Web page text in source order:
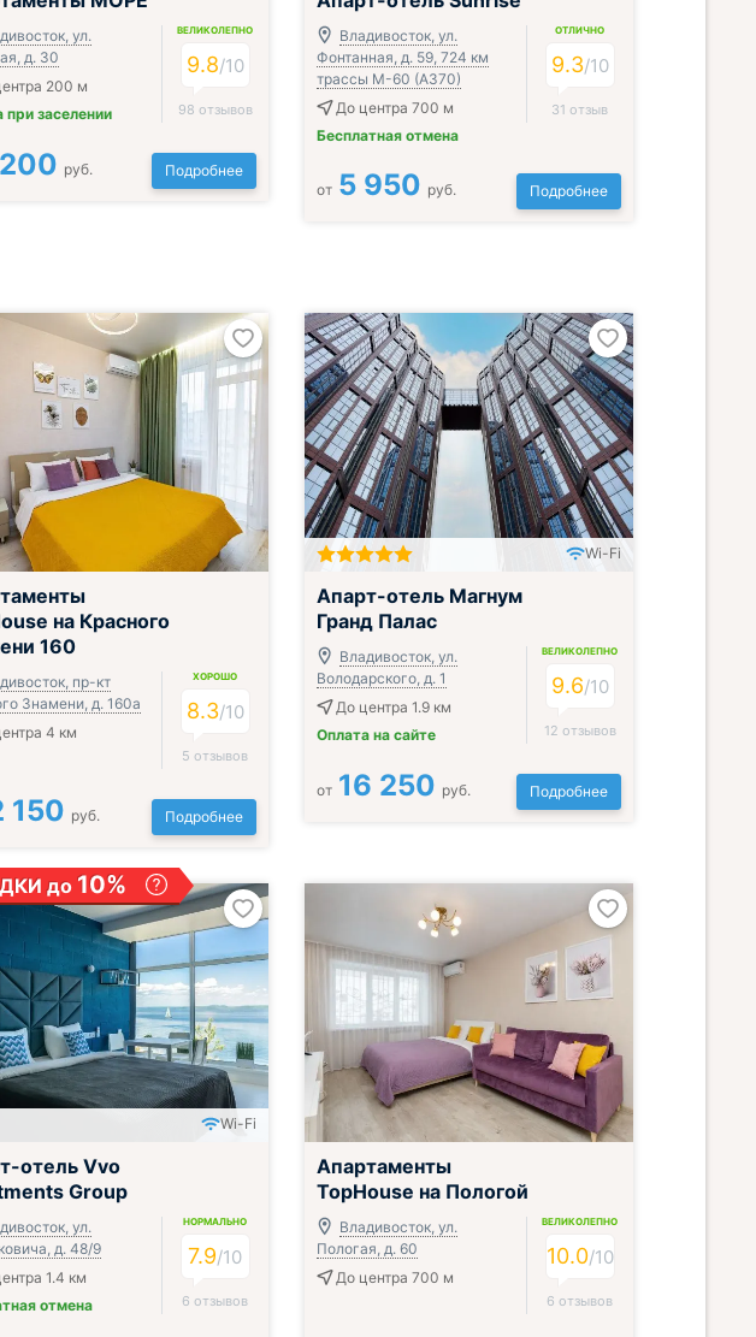
ул.
д. 30
200 м
при заселении
ВЕЛИКОЛЕПНО
9.8/10
98 отзывов
руб. Подробнее
Владивосток, ул.
Фонтанная, д. 59, 724 км
трассы М-60 (А370)
До центра 700 м
Бесплатная отмена
ОТЛИЧНО
9.3/10
31 отзыв
от 5 950 руб. Подробнее
на Красного
160
пр-кт
Знамени, д. 160а
4 км
ХОРОШО
8.3/10
5 отзывов
150 руб. Подробнее
Wi-Fi
Апарт-отель Магнум
Гранд Палас
Владивосток, ул.
Володарского, д. 1
До центра 1.9 км
Оплата на сайте
ВЕЛИКОЛЕПНО
9.6/10
12 отзывов
от 16 250 руб. Подробнее
до10%
Wi-Fi
отель Vvo
Group
ул.
д. 48/9
1.4 км
отмена
НОРМАЛЬНО
7.9/10
6 отзывов
Апартаменты
TopHouse на Пологой
Владивосток, ул.
Пологая, д. 60
До центра 700 м
ВЕЛИКОЛЕПНО
10.0/10
6 отзывов